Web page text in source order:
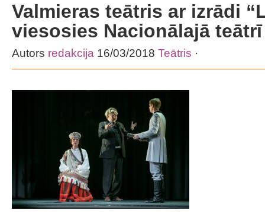
Valmieras teātris ar izrādi
viesosies Nacionālajā teātrī
Autors redakcija 16/03/2018 Teātris ·